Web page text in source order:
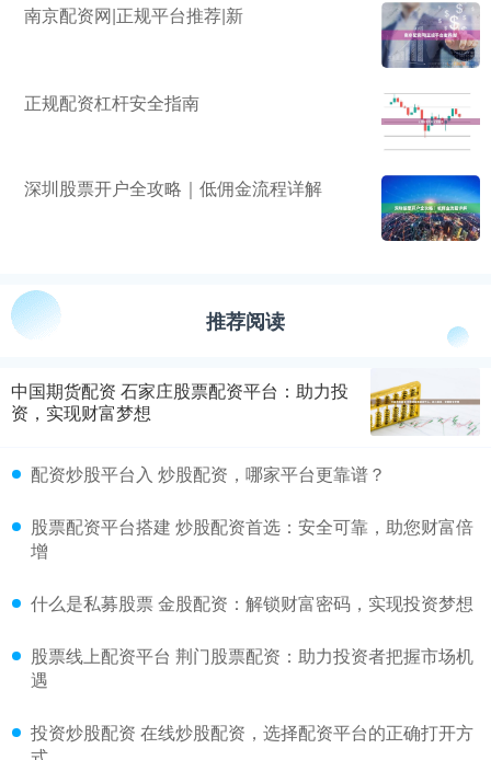
南京配资网|正规平台推荐|新
正规配资杠杆安全指南
深圳股票开户全攻略｜低佣金流程详解
推荐阅读
中国期货配资 石家庄股票配资平台：助力投
资，实现财富梦想
配资炒股平台入 炒股配资，哪家平台更靠谱？
股票配资平台搭建 炒股配资首选：安全可靠，助您财富倍
增
什么是私募股票 金股配资：解锁财富密码，实现投资梦想
股票线上配资平台 荆门股票配资：助力投资者把握市场机
遇
投资炒股配资 在线炒股配资，选择配资平台的正确打开方